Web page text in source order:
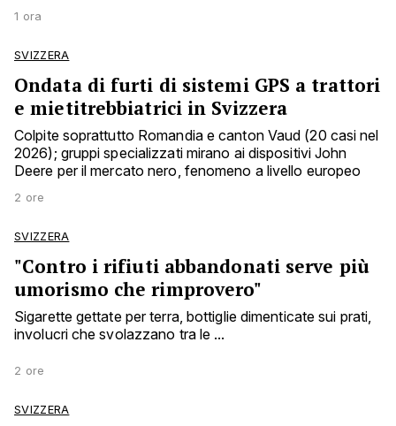
1 ora
SVIZZERA
Ondata di furti di sistemi GPS a trattori
e mietitrebbiatrici in Svizzera
Colpite soprattutto Romandia e canton Vaud (20 casi nel
2026); gruppi specializzati mirano ai dispositivi John
Deere per il mercato nero, fenomeno a livello europeo
2 ore
SVIZZERA
"Contro i rifiuti abbandonati serve più
umorismo che rimprovero"
Sigarette gettate per terra, bottiglie dimenticate sui prati,
involucri che svolazzano tra le ...
2 ore
SVIZZERA